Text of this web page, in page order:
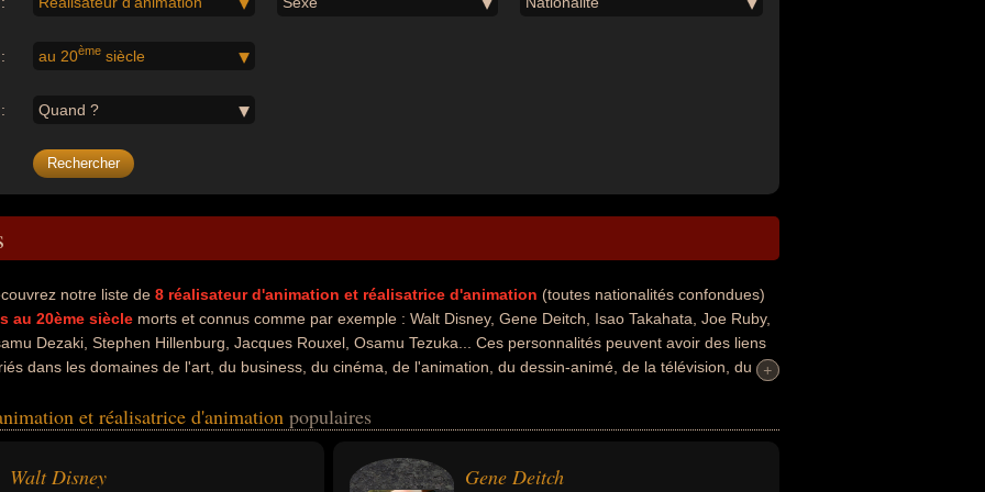
au 20ème siècle
Quand ?
notre liste de 8 réalisateur d'animation et réalisatrice d'animation (toutes nationalités confondues)
au 20ème siècle morts et connus comme par exemple : Walt Disney, Gene Deitch, Isao Takahata, Joe Ruby,
Dezaki, Stephen Hillenburg, Jacques Rouxel, Osamu Tezuka... Ces personnalités peuvent avoir des liens
dans les domaines de l'art, du business, du cinéma, de l'animation, du dessin-animé, de la télévision, du
artiste, auteur de bande dessinée, producteur de cinéma, scénariste de bandes dessinées, monteur,
japonais ou francais par exemple.
+
+
et réalisatrice d'animation populaires
Walt Disney Gene Deitch